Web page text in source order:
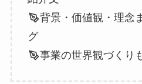
背景・価値観・理念
グ
事業の世界観づくり